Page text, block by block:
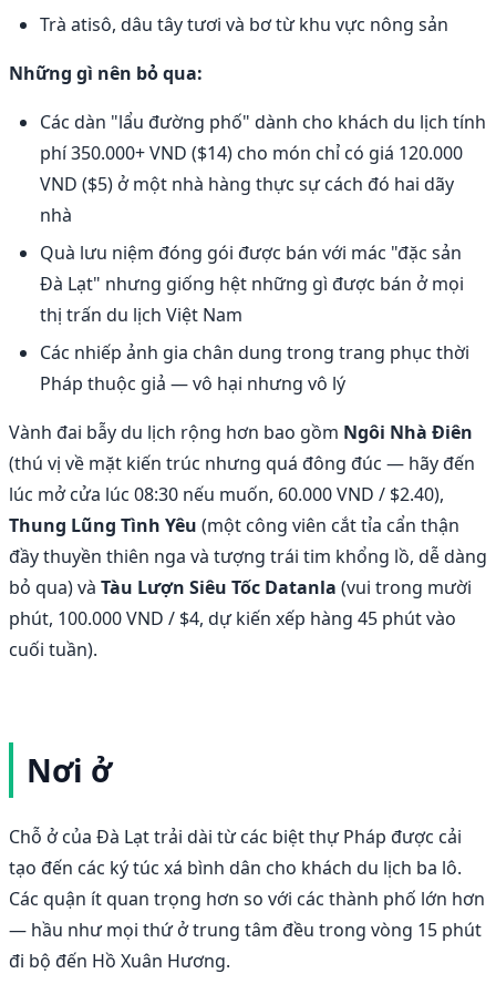
Trà atisô, dâu tây tươi và bơ từ khu vực nông sản
Những gì nên bỏ qua:
Các dàn "lẩu đường phố" dành cho khách du lịch tính
phí 350.000+ VND ($14) cho món chỉ có giá 120.000
VND ($5) ở một nhà hàng thực sự cách đó hai dãy
nhà
Quà lưu niệm đóng gói được bán với mác "đặc sản
Đà Lạt" nhưng giống hệt những gì được bán ở mọi
thị trấn du lịch Việt Nam
Các nhiếp ảnh gia chân dung trong trang phục thời
Pháp thuộc giả — vô hại nhưng vô lý
Vành đai bẫy du lịch rộng hơn bao gồm Ngôi Nhà Điên
(thú vị về mặt kiến trúc nhưng quá đông đúc — hãy đến
lúc mở cửa lúc 08:30 nếu muốn, 60.000 VND / $2.40),
Thung Lũng Tình Yêu (một công viên cắt tỉa cẩn thận
đầy thuyền thiên nga và tượng trái tim khổng lồ, dễ dàng
bỏ qua) và Tàu Lượn Siêu Tốc Datanla (vui trong mười
phút, 100.000 VND / $4, dự kiến xếp hàng 45 phút vào
cuối tuần).
Nơi ở
Chỗ ở của Đà Lạt trải dài từ các biệt thự Pháp được cải
tạo đến các ký túc xá bình dân cho khách du lịch ba lô.
Các quận ít quan trọng hơn so với các thành phố lớn hơn
— hầu như mọi thứ ở trung tâm đều trong vòng 15 phút
đi bộ đến Hồ Xuân Hương.